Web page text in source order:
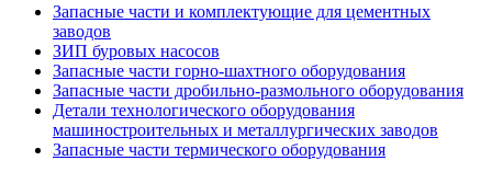
Запасные части и комплектующие для цементных
заводов
ЗИП буровых насосов
Запасные части горно-шахтного оборудования
Запасные части дробильно-размольного оборудования
Детали технологического оборудования
машиностроительных и металлургических заводов
Запасные части термического оборудования